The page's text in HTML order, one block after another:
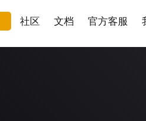
社区 文档 官方客服